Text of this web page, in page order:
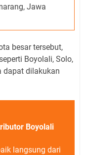
Jawa
besar tersebut,
Boyolali, Solo,
dapat dilakukan
Boyolali
langsung dari